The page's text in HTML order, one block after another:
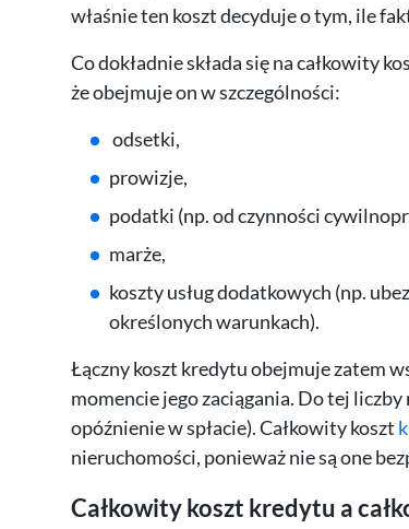
właśnie ten koszt decyduje o tym, ile
Co dokładnie składa się na całkowity
że obejmuje on w szczególności:
odsetki,
prowizje,
podatki (np. od czynności
marże,
koszty usług dodatkowych (np.
określonych warunkach).
Łączny koszt kredytu obejmuje zatem
momencie jego zaciągania. Do tej
opóźnienie w spłacie). Całkowity koszt
nieruchomości, ponieważ nie są one
Całkowity koszt kredytu a